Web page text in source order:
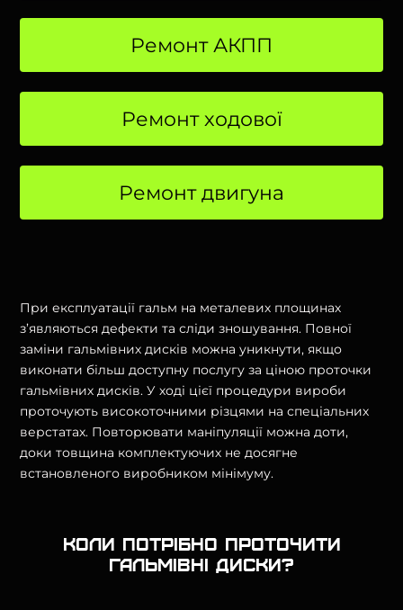
Ремонт АКПП
Ремонт ходової
Ремонт двигуна
При експлуатації гальм на металевих площинах
з’являються дефекти та сліди зношування. Повної
заміни гальмівних дисків можна уникнути, якщо
виконати більш доступну послугу за ціною проточки
гальмівних дисків. У ході цієї процедури вироби
проточують високоточними різцями на спеціальних
верстатах. Повторювати маніпуляції можна доти,
доки товщина комплектуючих не досягне
встановленого виробником мінімуму.
Коли потрібно проточити
гальмівні диски?